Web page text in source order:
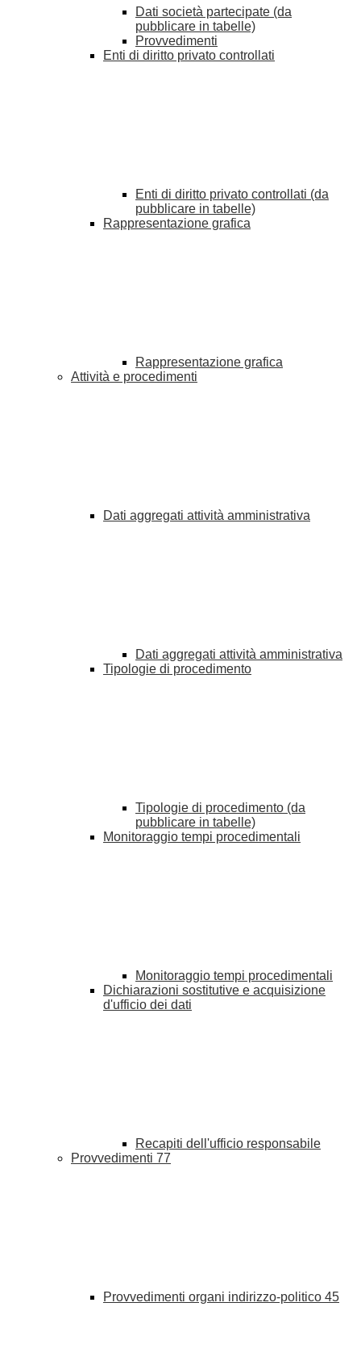
Dati società partecipate (da
pubblicare in tabelle)
Provvedimenti
Enti di diritto privato controllati
Enti di diritto privato controllati (da
pubblicare in tabelle)
Rappresentazione grafica
Rappresentazione grafica
Attività e procedimenti
Dati aggregati attività amministrativa
Dati aggregati attività amministrativa
Tipologie di procedimento
Tipologie di procedimento (da
pubblicare in tabelle)
Monitoraggio tempi procedimentali
Monitoraggio tempi procedimentali
Dichiarazioni sostitutive e acquisizione
d'ufficio dei dati
Recapiti dell'ufficio responsabile
Provvedimenti 77
Provvedimenti organi indirizzo-politico 45